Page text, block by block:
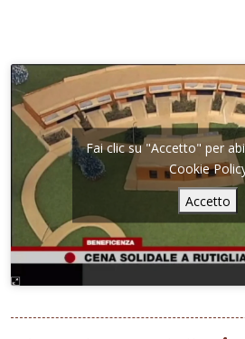
Fai clic su "Accetto" per
Cookie
Accetto